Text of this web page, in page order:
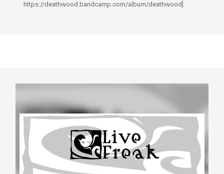
https://deathwood.bandcamp.com/album/deathwood]